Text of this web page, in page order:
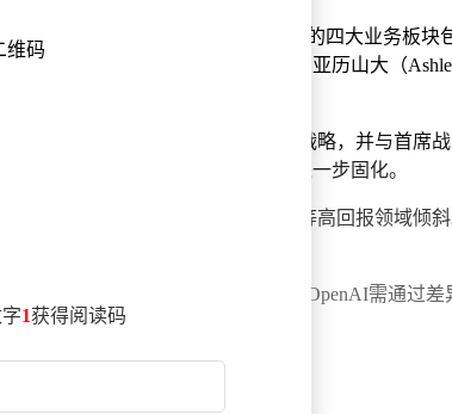
同时统筹规模化业务。其直接管理的四大业务板块
业服务；医疗产品前副总裁阿什利·亚历山大（
基础设施与增长业务。
位后，布罗克曼已临时接管产品战略，并与首席
此次正式任命标志着管理层分工的进一步固化。
，将资源向编程工具、企业服务等高回报领域倾
体验”。
线图。当前AI行业竞争白热化，OpenAI需通过
1获得阅读码